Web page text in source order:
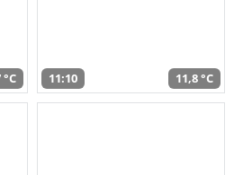
°C 11:10 11,8 °C